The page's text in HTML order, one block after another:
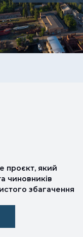
проєкт, який
чиновників
збагачення